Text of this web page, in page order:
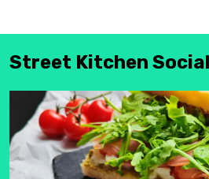
Street Kitchen